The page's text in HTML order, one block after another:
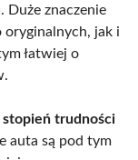
. Duże znaczenie
oryginalnych, jak i
łatwiej o
stopień trudności
auta są pod tym